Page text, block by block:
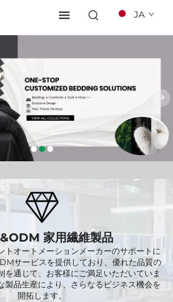
JA
家用繊維製品
トオートメーションメーカーのサポートに
サービスを提供しており、優れた品質の
を通じて、お客様にご満足いただいていま
製品生産により、さらなるビジネス機会を
開拓します。